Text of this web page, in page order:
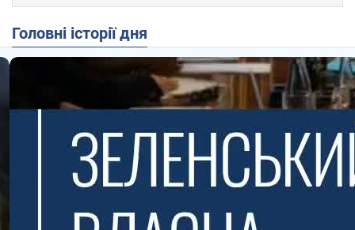
Головні історії дня